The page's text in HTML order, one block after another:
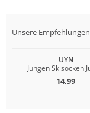
Unsere
UYN
Jungen Skisocken
14,99